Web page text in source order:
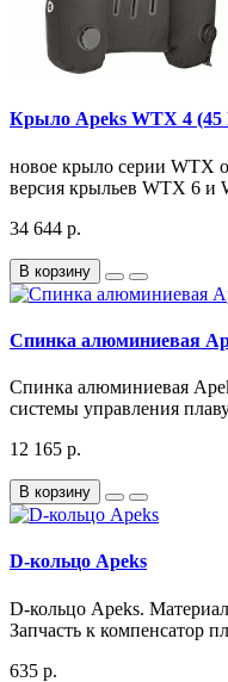
Крыло Apeks WTX 4 (45
новое крыло серии WTX
версия крыльев WTX 6 и
34 644 р.
В корзину
Спинка алюминиевая
Спинка алюминиевая
системы управления
12 165 р.
В корзину
D-кольцо Apeks
D-кольцо Apeks.
Запчасть к компенсатор
635 р.